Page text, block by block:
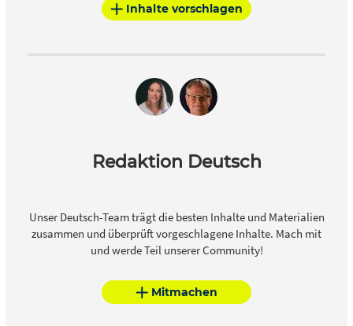
Inhalte vorschlagen
Redaktion Deutsch
Unser Deutsch-Team trägt die besten Inhalte und Materialien
zusammen und überprüft vorgeschlagene Inhalte. Mach mit
und werde Teil unserer Community!
Mitmachen